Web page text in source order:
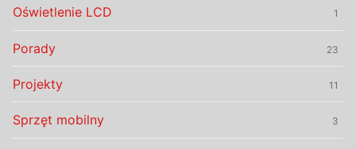
Oświetlenie LCD 1
Porady 23
Projekty 11
Sprzęt mobilny 3